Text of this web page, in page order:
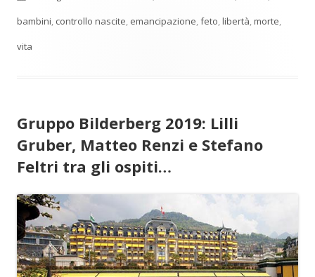
bambini, controllo nascite, emancipazione,feto,libertà,morte,
vita
Gruppo Bilderberg 2019: Lilli
Gruber, Matteo Renzi e Stefano
Feltri tra gli ospiti…